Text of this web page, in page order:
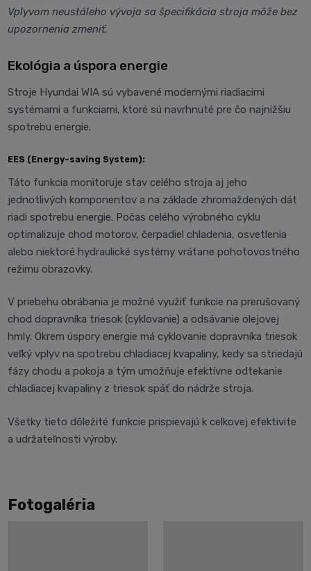
Vplyvom neustáleho vývoja sa špecifikácia stroja môže bez
upozornenia zmeniť.
Ekológia a úspora energie
Stroje Hyundai WIA sú vybavené modernými riadiacimi
systémami a funkciami, ktoré sú navrhnuté pre čo najnižšiu
spotrebu energie.
EES (Energy-saving System):
Táto funkcia monitoruje stav celého stroja aj jeho
jednotlivých komponentov a na základe zhromaždených dát
riadi spotrebu energie. Počas celého výrobného cyklu
optimalizuje chod motorov, čerpadiel chladenia, osvetlenia
alebo niektoré hydraulické systémy vrátane pohotovostného
režimu obrazovky.
V priebehu obrábania je možné využiť funkcie na prerušovaný
chod dopravníka triesok (cyklovanie) a odsávanie olejovej
hmly. Okrem úspory energie má cyklovanie dopravníka triesok
veľký vplyv na spotrebu chladiacej kvapaliny, kedy sa striedajú
fázy chodu a pokoja a tým umožňuje efektívne odtekanie
chladiacej kvapaliny z triesok späť do nádrže stroja.
Všetky tieto dôležité funkcie prispievajú k celkovej efektivite
a udržateľnosti výroby.
Fotogaléria